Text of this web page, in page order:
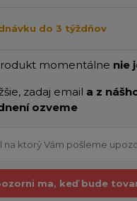
do 3 týždňov
momentálne nie
zadaj email a z
ozveme
ma, keď bude